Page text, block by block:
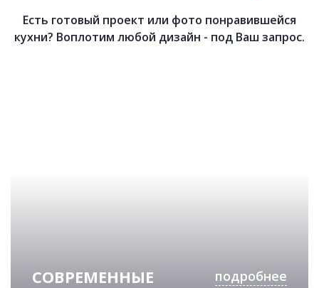
Есть готовый проект или фото понравившейся
кухни? Воплотим любой дизайн - под Ваш запрос.
СОВРЕМЕННЫЕ подробнее